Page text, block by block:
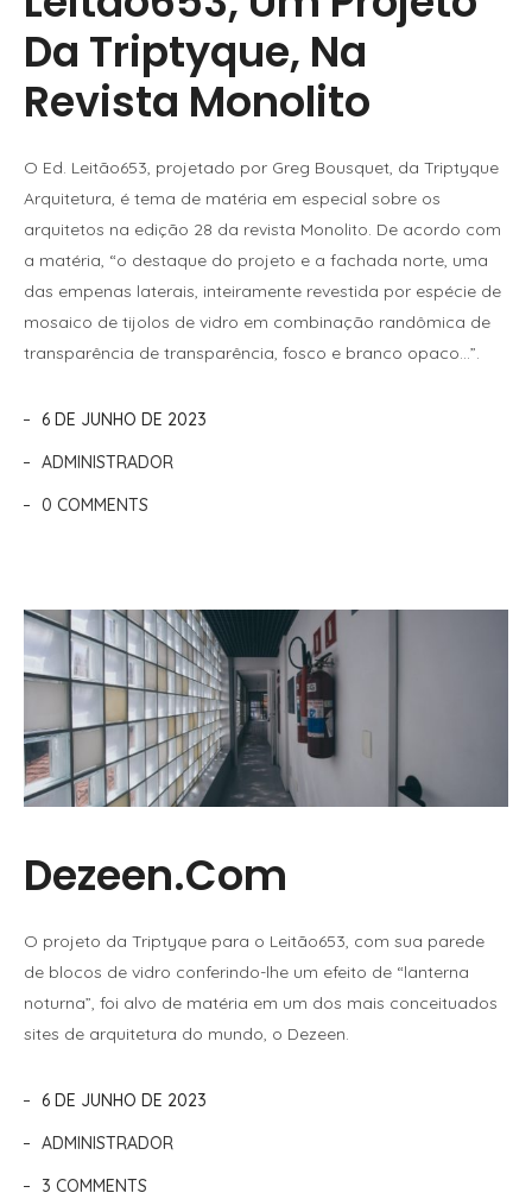
Da Triptyque, Na
Revista Monolito
O Ed. Leitão653, projetado por Greg Bousquet, da Triptyque
Arquitetura, é tema de matéria em especial sobre os
arquitetos na edição 28 da revista Monolito. De acordo com
a matéria, “o destaque do projeto e a fachada norte, uma
das empenas laterais, inteiramente revestida por espécie de
mosaico de tijolos de vidro em combinação randômica de
transparência de transparência, fosco e branco opaco…”.
6 DE JUNHO DE 2023
ADMINISTRADOR
0 COMMENTS
Dezeen.com
O projeto da Triptyque para o Leitão653, com sua parede
de blocos de vidro conferindo-lhe um efeito de “lanterna
noturna”, foi alvo de matéria em um dos mais conceituados
sites de arquitetura do mundo, o Dezeen.
6 DE JUNHO DE 2023
ADMINISTRADOR
3 COMMENTS